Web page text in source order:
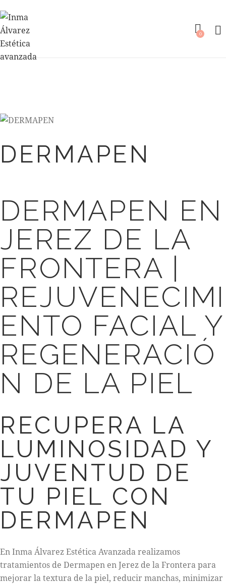
0
DERMAPEN
DERMAPEN EN
JEREZ DE LA
FRONTERA |
REJUVENECIMI
ENTO FACIAL Y
REGENERACIÓ
N DE LA PIEL
RECUPERA LA
LUMINOSIDAD Y
JUVENTUD DE
TU PIEL CON
DERMAPEN
En Inma Álvarez Estética Avanzada realizamos
tratamientos de Dermapen en Jerez de la Frontera para
mejorar la textura de la piel, reducir manchas, minimizar